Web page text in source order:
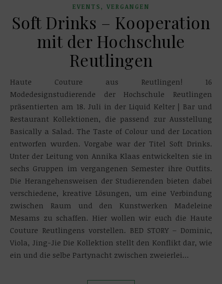
EVENTS, VERGANGEN
Soft Drinks – Kooperation
mit der Hochschule
Reutlingen
Haute Couture aus Reutlingen! 16
Modedesignstudierende der Hochschule Reutlingen
präsentierten am 18. Juli in der Liquid Kelter | Bar und
Restaurant Kollektionen, die passend zur Ausstellung
Basically a Salad. The Taste of Colour und der Location
entworfen wurden. Vorgabe war der Titel Soft Drinks.
Unter der Leitung von Annika Klaas entwickelten sie in
sechs Gruppen im vergangenen Semester ihre Outfits.
Die Herangehensweisen der Studierenden bieten dabei
verschiedene, kreative Lösungen, um eine Verbindung
zwischen Raum und den Kunstwerken Madeleine
Mesams zu schaffen. Hier wollen wir euch die Haute
Couture Reutlingens vorstellen. BED STORY – Dominic,
Viola, Jing-Jie Die Kollektion stellt den Konflikt dar, wie
ein und die selbe Partynacht zwischen zweierlei…